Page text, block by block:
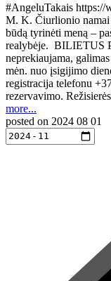
#AngeluTakais
M. K. Čiurlionio
būdą tyrinėti meną –
realybėje. BILIETUS
neprekiaujama,
mėn. nuo įsigijimo
registracija telefonu
rezervavimo.
more...
posted on 2024 08 01